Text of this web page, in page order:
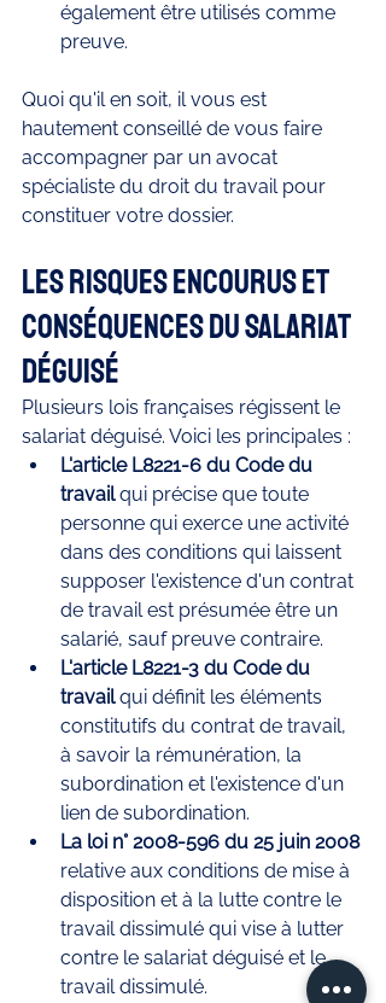
également être utilisés comme
preuve.
Quoi qu'il en soit, il vous est
hautement conseillé de vous faire
accompagner par un avocat
spécialiste du droit du travail pour
constituer votre dossier.
Les risques encourus et
conséquences du salariat
déguisé
Plusieurs lois françaises régissent le
salariat déguisé. Voici les principales :
L'article L8221-6 du Code du
travail qui précise que toute
personne qui exerce une activité
dans des conditions qui laissent
supposer l'existence d'un contrat
de travail est présumée être un
salarié, sauf preuve contraire.
L'article L8221-3 du Code du
travail qui définit les éléments
constitutifs du contrat de travail,
à savoir la rémunération, la
subordination et l'existence d'un
lien de subordination.
La loi n° 2008-596 du 25 juin 2008
relative aux conditions de mise à
disposition et à la lutte contre le
travail dissimulé qui vise à lutter
contre le salariat déguisé et le
travail dissimulé.